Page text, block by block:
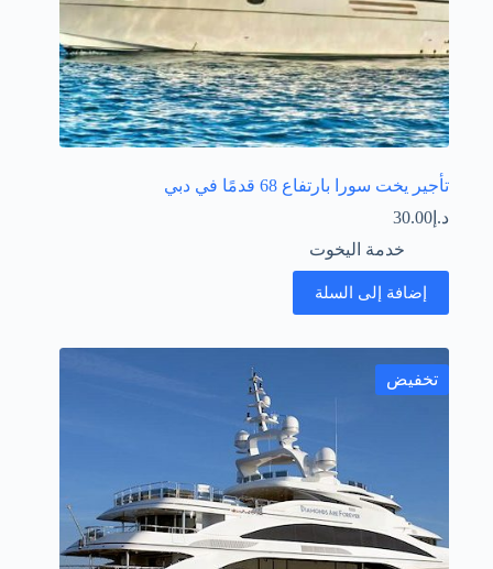
تأجير يخت سورا بارتفاع 68 قدمًا في دبي
د.إ 30.00
خدمة اليخوت
إضافة إلى السلة
تخفيض